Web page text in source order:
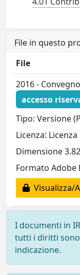
File in questo
File
2016 -
accesso
Tipo: Versione
Licenza:
Dimensione
Formato Adobe
Visualizza/
I documenti in
tutti i diritti
indicazione.